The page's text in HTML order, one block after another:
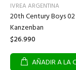
IVREA ARGENTINA
20th Century Boys 02
Kanzenban
$26.990
AÑADIR A LA